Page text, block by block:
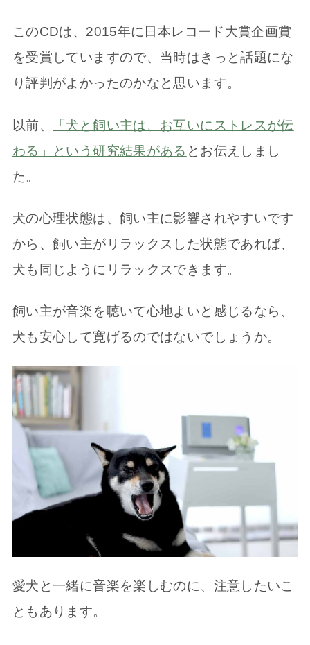
このCDは、2015年に日本レコード大賞企画賞
を受賞していますので、当時はきっと話題にな
り評判がよかったのかなと思います。
以前、
「犬と飼い主は、お互いにストレスが伝
わる」という研究結果がある とお伝えしまし
た。
犬の心理状態は、飼い主に影響されやすいです
から、飼い主がリラックスした状態であれば、
犬も同じようにリラックスできます。
飼い主が音楽を聴いて心地よいと感じるなら、
犬も安心して寛げるのではないでしょうか。
愛犬と一緒に音楽を楽しむのに、注意したいこ
ともあります。